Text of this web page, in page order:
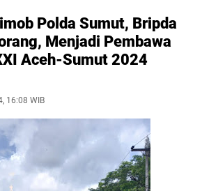
Polda Sumut, Bripda
Menjadi Pembawa
Aceh-Sumut 2024
16:08 WIB